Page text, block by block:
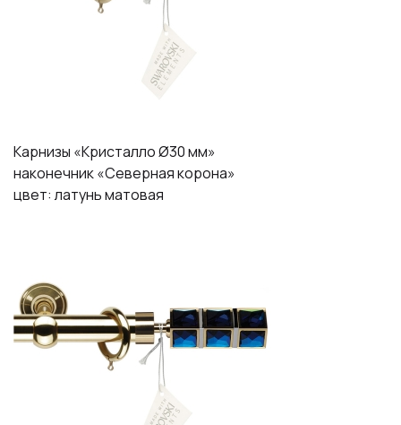
Карнизы «Кристалло Ø30 мм»
наконечник «Северная корона»
цвет: латунь матовая